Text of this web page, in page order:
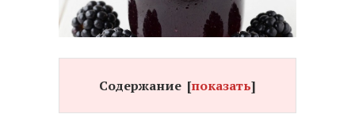
Содержание [показать]